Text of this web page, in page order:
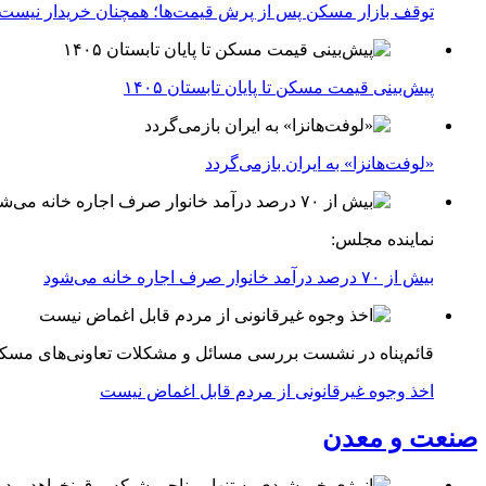
توقف بازار مسکن پس از پرش قیمت‌ها؛ همچنان خریدار
پیش‌بینی قیمت مسکن تا پایان تابستان ۱۴۰۵
«لوفت‌هانزا» به ایران بازمی‌گردد
نماینده مجلس:
بیش از ۷۰ درصد درآمد خانوار صرف اجاره خانه می‌شود
قائم‌پناه در نشست بررسی مسائل و مشکلات تعاونی‌های
اخذ وجوه غیرقانونی از مردم قابل اغماض نیست
صنعت و معدن